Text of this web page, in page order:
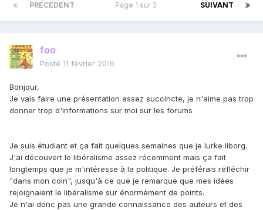
PRÉCÉDENT SUIVANT
Page 1 sur 3
foo
Posté 11 février 2016
Bonjour,
Je vais faire une présentation assez succincte, je n'aime pas trop
donner trop d'informations sur moi sur les forums
Je suis étudiant et ça fait quelques semaines que je lurke liborg.
J'ai découvert le libéralisme assez récemment mais ça fait
longtemps que je m'intéresse à la politique. Je préférais réfléchir
"dans mon coin", jusqu'à ce que je remarque que mes idées
rejoignaient le libéralisme sur énormément de points.
Je n'ai donc pas une grande connaissance des auteurs et des